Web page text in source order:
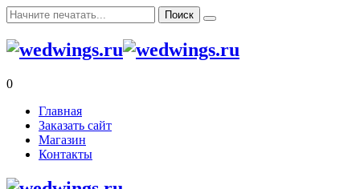
0
Главная
Заказать сайт
Магазин
Контакты